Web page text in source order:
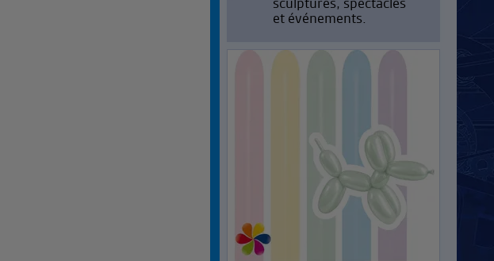
et événements.